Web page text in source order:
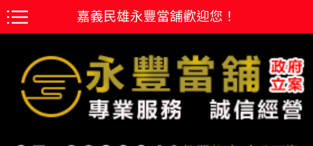
嘉義民雄永豐當舖歡迎您！